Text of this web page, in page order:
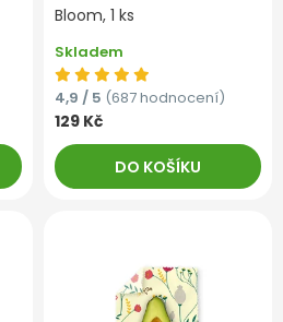
Bloom, 1 ks
Skladem
4,9 / 5 (687 hodnocení)
129 Kč
DO KOŠÍKU